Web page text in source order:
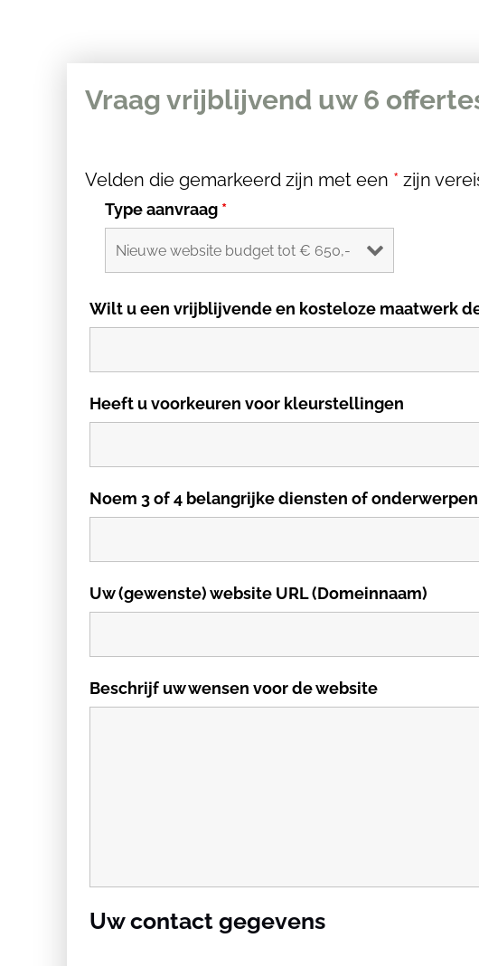
Vraag vrijblijvend uw 6
Velden die gemarkeerd zijn met een * zijn
Type aanvraag *
Wilt u een vrijblijvende en kosteloze maatwerk
Heeft u voorkeuren voor kleurstellingen
Noem 3 of 4 belangrijke diensten of
Uw (gewenste) website URL (Domeinnaam)
Beschrijf uw wensen voor de website
Uw contact gegevens